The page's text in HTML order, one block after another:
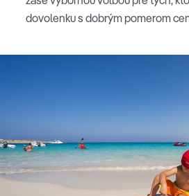
dovolenku s dobrým pomerom